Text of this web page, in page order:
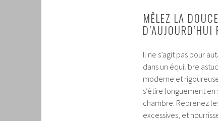
MÊLEZ LA
Il ne s’agit pas pour
dans un équilibre
moderne et
s’étire longuement
chambre. Reprenez
excessives, et